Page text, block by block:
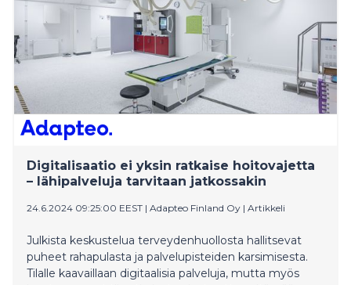
Digitalisaatio ei yksin ratkaise hoitovajetta
– lähipalveluja tarvitaan jatkossakin
24.6.2024 09:25:00 EEST | Adapteo Finland Oy | Artikkeli
Julkista keskustelua terveydenhuollosta hallitsevat
puheet rahapulasta ja palvelupisteiden karsimisesta.
Tilalle kaavaillaan digitaalisia palveluja, mutta myös